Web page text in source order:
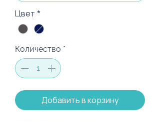
Цвет *
Количество *
Добавить в корзину